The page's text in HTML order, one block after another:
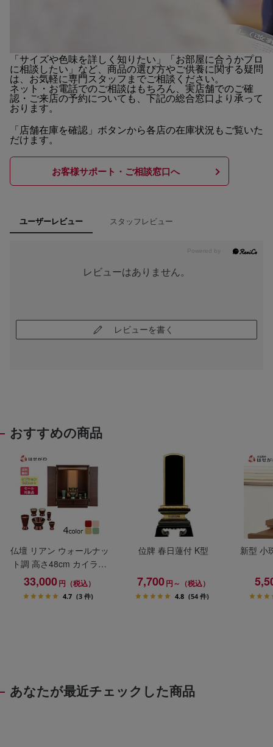
「サイズや色味を詳しく知りたい」「お部屋に合うかプロ
に相談したい」など、商品の選び方やご供養に関する疑問
は、お気軽に専門スタッフまでご相談ください。
ネット・お電話でのご相談はもちろん、実店舗でのご確
認・ご来店の予約についても、下記の総合窓口より承って
おります。
「店舗在庫を確認」ボタンから各店の在庫状況もご覧いた
だけます。
お客様サポート・ご相談窓口へ
ユーザーレビュー スタッフレビュー
レビューはありません。
レビューを書く
おすすめの商品
仏壇 リアン ウォールナッ
ト調 高さ48cm カイラ具
足セット
33,000円（税込）
4.7 (3 件)
位牌 春日蓮付 K型
7,700円～（税込）
4.8 (54 件)
新型 小
あなたが最近チェックした商品